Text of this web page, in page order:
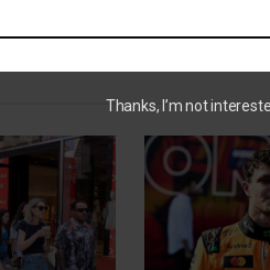
Thanks, I’m not